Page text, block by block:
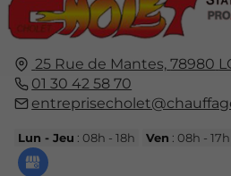
25 Rue de Mantes, 78980
01 30 42 58 70
Lun - Jeu : 08h - 18h Ven : 08h - 17h